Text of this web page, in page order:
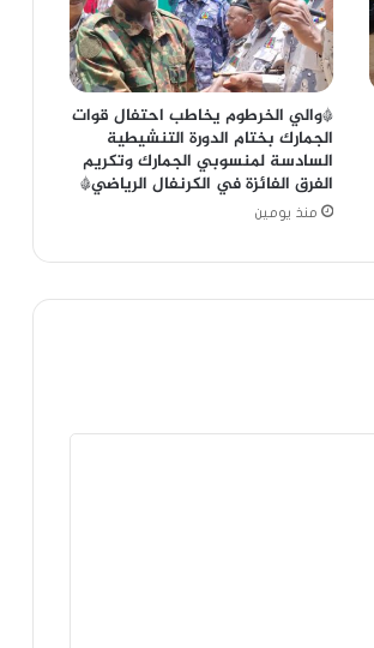
*والي الخرطوم يخاطب احتفال قوات
الجمارك بختام الدورة التنشيطية
السادسة لمنسوبي الجمارك وتكريم
الفرق الفائزة في الكرنفال الرياضي*
منذ يومين